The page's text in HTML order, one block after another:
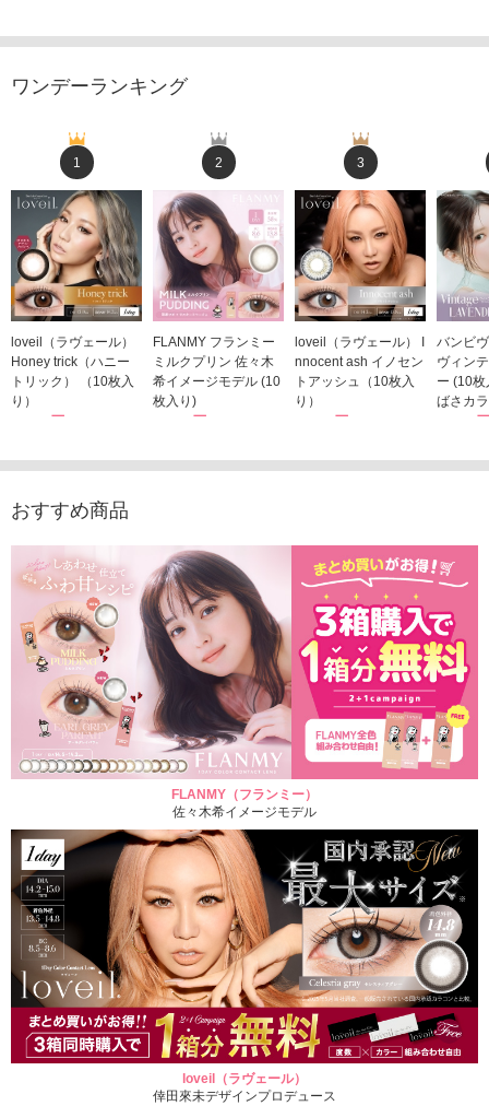
ワンデーランキング
1
loveil（ラヴェール）
Honey trick（ハニー
トリック） （10枚入
り）
1,760円
2
FLANMY フランミー
ミルクプリン 佐々木
希イメージモデル (10
枚入り)
1,815円
3
loveil（ラヴェール） I
nnocent ash イノセン
トアッシュ（10枚入
り）
1,760円
バンビ
ヴィン
ー (10
ばさカ
1,848
おすすめ商品
FLANMY（フランミー）
佐々木希イメージモデル
loveil（ラヴェール）
倖田來未デザインプロデュース